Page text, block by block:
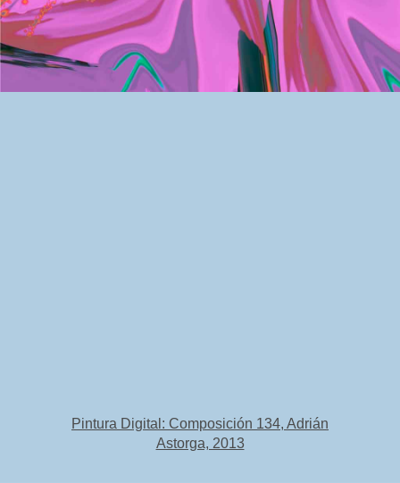
Pintura Digital: Composición 134, Adrián
Astorga, 2013